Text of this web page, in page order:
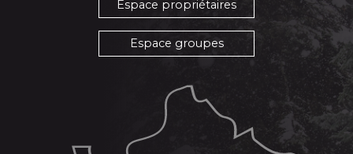
Espace propriétaires
Espace groupes